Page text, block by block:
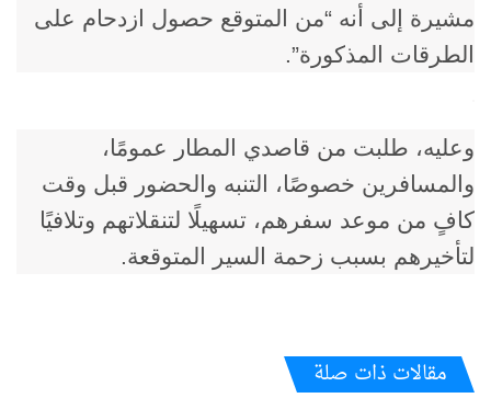
مشيرة إلى أنه “من المتوقع حصول ازدحام على
الطرقات المذكورة”.
وعليه، طلبت من قاصدي المطار عمومًا،
والمسافرين خصوصًا، التنبه والحضور قبل وقت
كافٍ من موعد سفرهم، تسهيلًا لتنقلاتهم وتلافيًا
لتأخيرهم بسبب زحمة السير المتوقعة.
مقالات ذات صلة